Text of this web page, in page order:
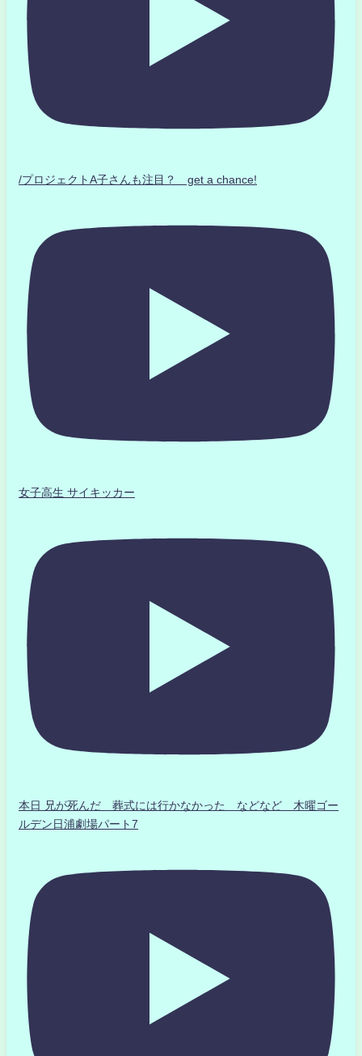
/プロジェクトA子さんも注目？ get a chance!
女子高生 サイキッカー
本日 兄が死んだ 葬式には行かなかった などなど 木曜ゴー
ルデン日浦劇場パート7